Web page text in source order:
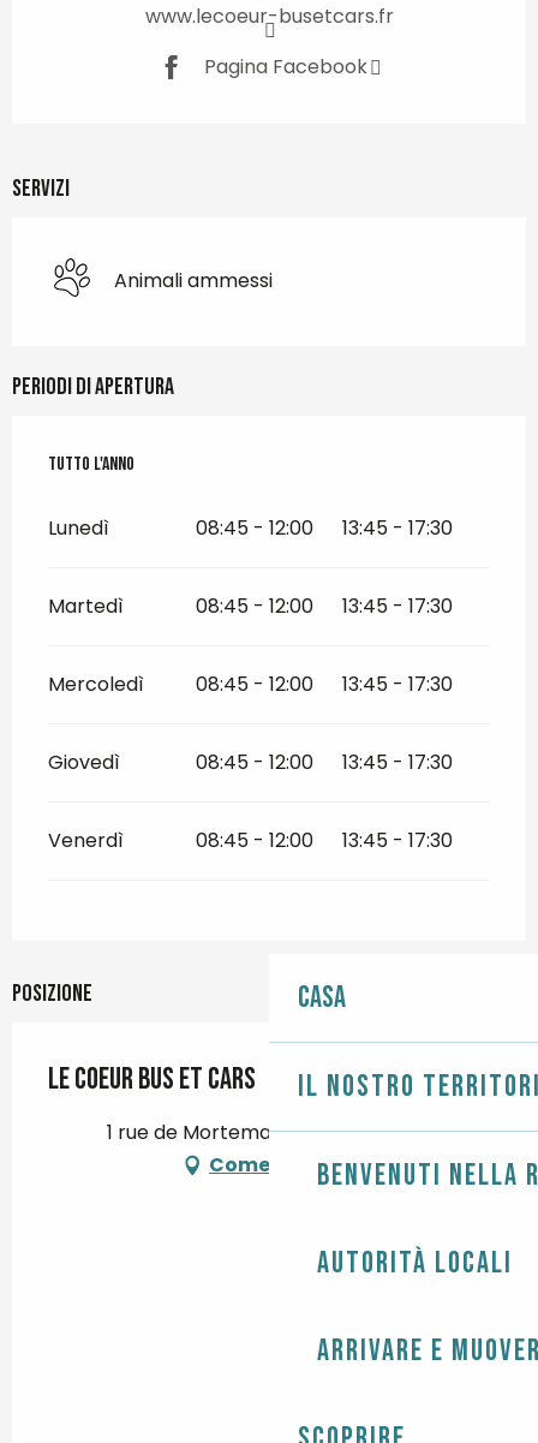
Casa
Il nostro
Benvenuti nella
Autorità locali
Arrivare e
www.lecoeur-busetcars.fr
Pagina Facebook
Servizi
Animali ammessi
Periodi di apertura
Tutto l'anno
Tutto l'anno
Lunedì 08:45 - 12:00 13:45 - 17:30
Martedì 08:45 - 12:00 13:45 - 17:30
Mercoledì 08:45 - 12:00 13:45 - 17:30
Giovedì 08:45 - 12:00 13:45 - 17:30
Venerdì 08:45 - 12:00 13:45 - 17:30
Posizione
Le Coeur Bus et Cars
1 rue de Mortemart, 29120 Combrit
Come arrivare